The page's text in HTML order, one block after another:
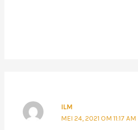
ILM
MEI 24, 2021 OM 11:17 AM